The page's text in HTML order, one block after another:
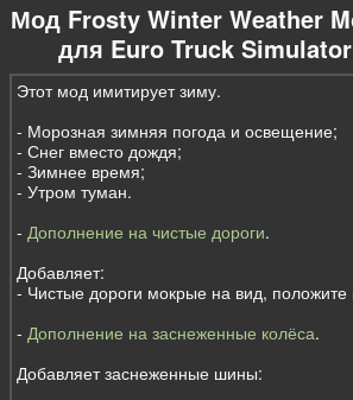
Мод Frosty Winter Weather
для Euro Truck
Этот мод имитирует зиму.
- Морозная зимняя погода и освещение;
- Снег вместо дождя;
- Зимнее время;
- Утром туман.
-Дополнение на чистые дороги.
Добавляет:
- Чистые дороги мокрые на вид,
-Дополнение на заснеженные колёса.
Добавляет заснеженные шины: